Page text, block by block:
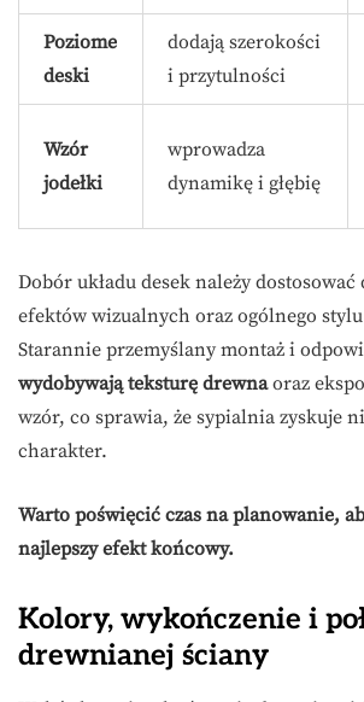
Poziome
deski
dodają szerokości
i przytulności
Wzór
jodełki
wprowadza
dynamikę i głębię
Dobór układu desek należy
efektów wizualnych oraz ogólnego
Starannie przemyślany montaż i
wydobywają teksturę drewnaoraz
wzór, co sprawia, że sypialnia zyskuje
charakter.
Warto poświęcić czas na planowanie,
najlepszy efekt końcowy.
Kolory, wykończenie i
drewnianej ściany